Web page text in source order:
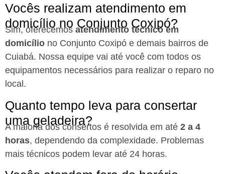
Vocês realizam atendimento em
domicílio no Conjunto Coxipó?
Sim, oferecemos atendimento técnico em
domicílio no Conjunto Coxipó e demais bairros de
Cuiabá. Nossa equipe vai até você com todos os
equipamentos necessários para realizar o reparo no
local.
Quanto tempo leva para consertar
uma geladeira?
A maioria dos consertos é resolvida em até 2 a 4
horas, dependendo da complexidade. Problemas
mais técnicos podem levar até 24 horas.